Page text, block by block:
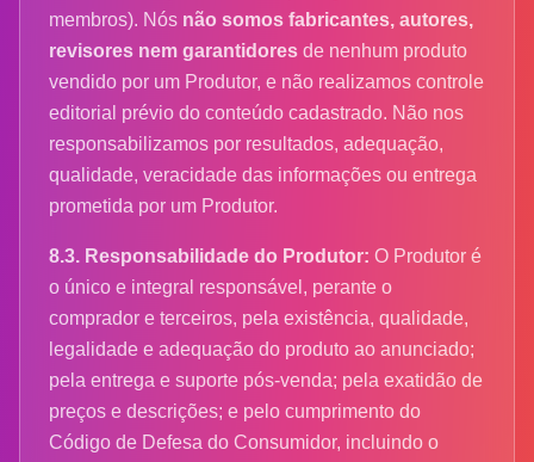
membros). Nós não somos fabricantes, autores,
revisores nem garantidores de nenhum produto
vendido por um Produtor, e não realizamos controle
editorial prévio do conteúdo cadastrado. Não nos
responsabilizamos por resultados, adequação,
qualidade, veracidade das informações ou entrega
prometida por um Produtor.
8.3. Responsabilidade do Produtor: O Produtor é
o único e integral responsável, perante o
comprador e terceiros, pela existência, qualidade,
legalidade e adequação do produto ao anunciado;
pela entrega e suporte pós-venda; pela exatidão de
preços e descrições; e pelo cumprimento do
Código de Defesa do Consumidor, incluindo o